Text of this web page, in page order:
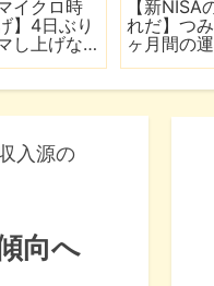
イクロ時
】4日ぶり
し上げな
【新NISA
れだ】つ
ヶ月間の
入源の
向へ